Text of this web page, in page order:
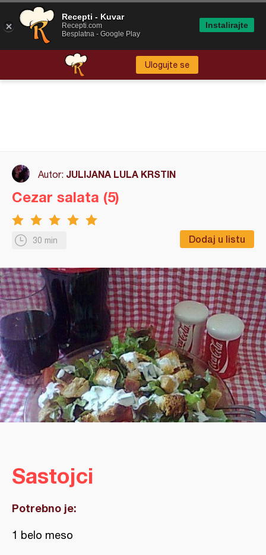
Ulogujte se
Autor: JULIJANA LULA KRSTIN
30 min Dodaj u listu
Cezar salata (5)
Sastojci
Potrebno je:
1 belo meso
Recepti - Kuvar
Recepti.com
Besplatna - Google Play
Instalirajte